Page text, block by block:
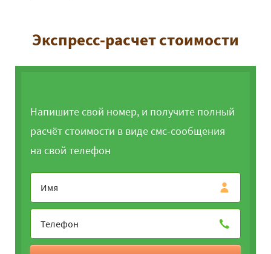
Экспресс-расчет стоимости
Напишите свой номер, и получите полный
расчёт стоимости в виде смс-сообщения
на свой телефон